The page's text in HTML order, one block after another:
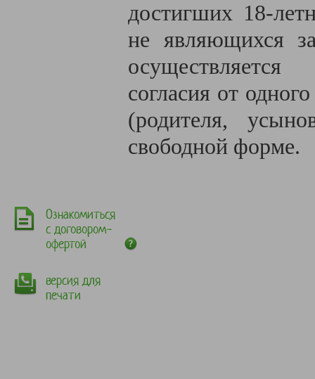
достигших 18-
не являющихся
согласия от
(родителя,
свободной форме.
Ознакомиться
с договором-
офертой
версия для
печати